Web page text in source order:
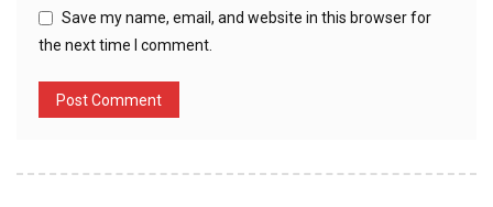
Save my name, email, and website in this browser for
the next time I comment.